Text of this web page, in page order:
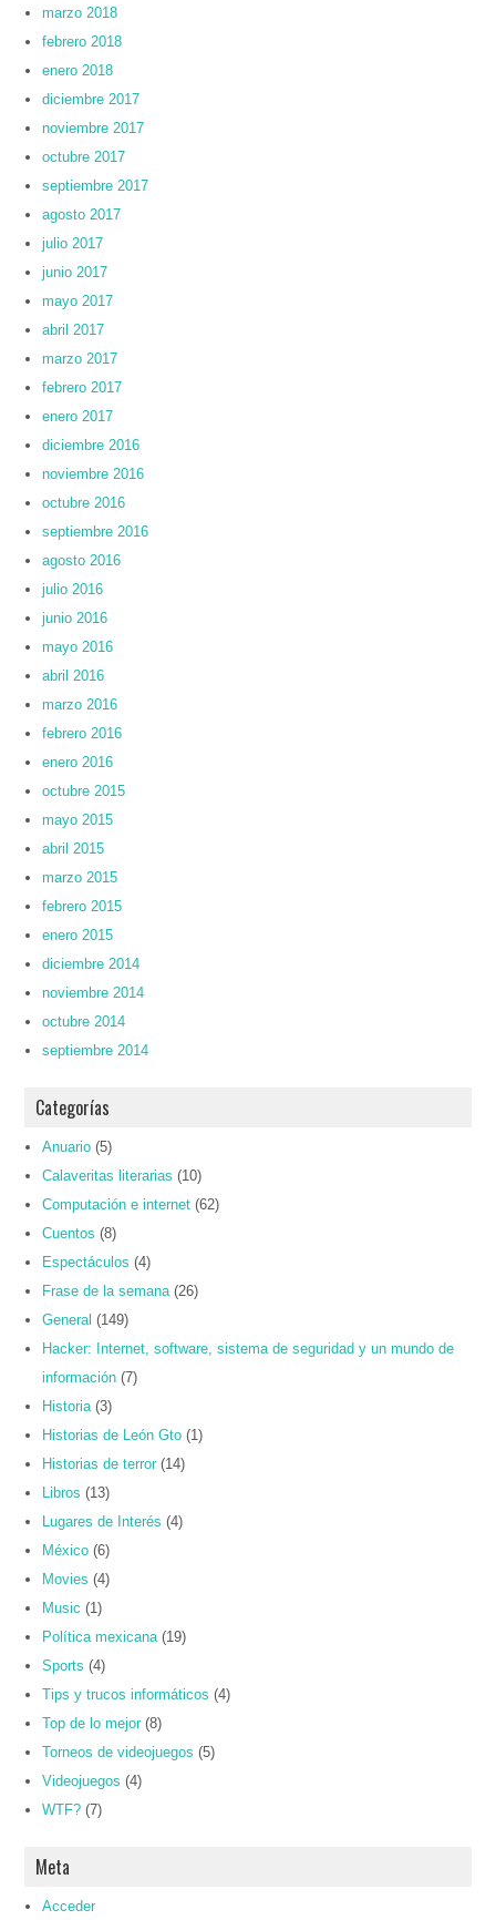
marzo 2018
febrero 2018
enero 2018
diciembre 2017
noviembre 2017
octubre 2017
septiembre 2017
agosto 2017
julio 2017
junio 2017
mayo 2017
abril 2017
marzo 2017
febrero 2017
enero 2017
diciembre 2016
noviembre 2016
octubre 2016
septiembre 2016
agosto 2016
julio 2016
junio 2016
mayo 2016
abril 2016
marzo 2016
febrero 2016
enero 2016
octubre 2015
mayo 2015
abril 2015
marzo 2015
febrero 2015
enero 2015
diciembre 2014
noviembre 2014
octubre 2014
septiembre 2014
Categorías
Anuario (5)
Calaveritas literarias (10)
Computación e internet (62)
Cuentos (8)
Espectáculos (4)
Frase de la semana (26)
General (149)
Hacker: Internet, software, sistema de seguridad y un mundo de
información (7)
Historia (3)
Historias de León Gto (1)
Historias de terror (14)
Libros (13)
Lugares de Interés (4)
México (6)
Movies (4)
Music (1)
Política mexicana (19)
Sports (4)
Tips y trucos informáticos (4)
Top de lo mejor (8)
Torneos de videojuegos (5)
Videojuegos (4)
WTF? (7)
Meta
Acceder